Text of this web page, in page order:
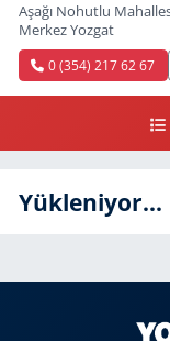
Aşağı Nohutlu
Merkez Yozgat
0 (354) 217 62 67
Yükleniyor...